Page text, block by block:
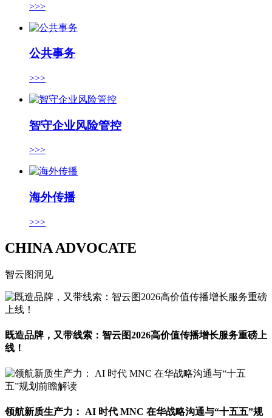
>>>
公共事务
>>>
智守企业风险管控
>>>
海外传播
>>>
CHINA ADVOCATE
智云图洞见
既造品牌，又带线索：智云图2026高价值传播增长服务重磅上
线！
领航新质生产力： AI 时代 MNC 在华战略沟通与“十五五”规